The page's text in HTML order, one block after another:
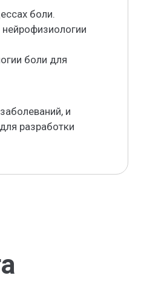
боли.
боли для
и
разработки